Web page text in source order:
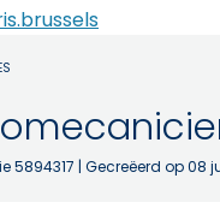
5894317 | Gecreëerd op 08